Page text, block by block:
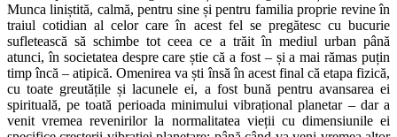
Munca liniștită, calmă, pentru sine și pentru familia proprie revine în
traiul cotidian al celor care în acest fel se pregătesc cu bucurie
sufletească să schimbe tot ceea ce a trăit în mediul urban până
atunci, în societatea despre care știe că a fost – și a mai rămas puțin
timp încă – atipică. Omenirea va ști însă în acest final că etapa fizică,
cu toate greutățile și lacunele ei, a fost bună pentru avansarea ei
spirituală, pe toată perioada minimului vibrațional planetar – dar a
venit vremea revenirilor la normalitatea vieții cu dimensiunile ei